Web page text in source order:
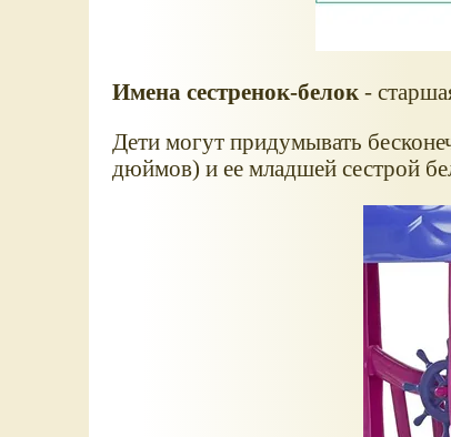
Имена сестренок-белок -
Дети могут придумывать
дюймов) и ее младшей сестрой